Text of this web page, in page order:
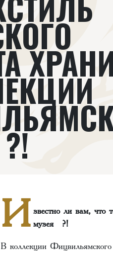
И звестно ли вам, что
музея ?!
В коллекции